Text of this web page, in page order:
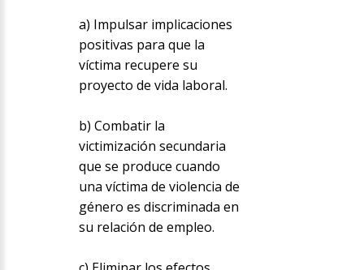
a) Impulsar implicaciones
positivas para que la
víctima recupere su
proyecto de vida laboral.
b) Combatir la
victimización secundaria
que se produce cuando
una víctima de violencia de
género es discriminada en
su relación de empleo.